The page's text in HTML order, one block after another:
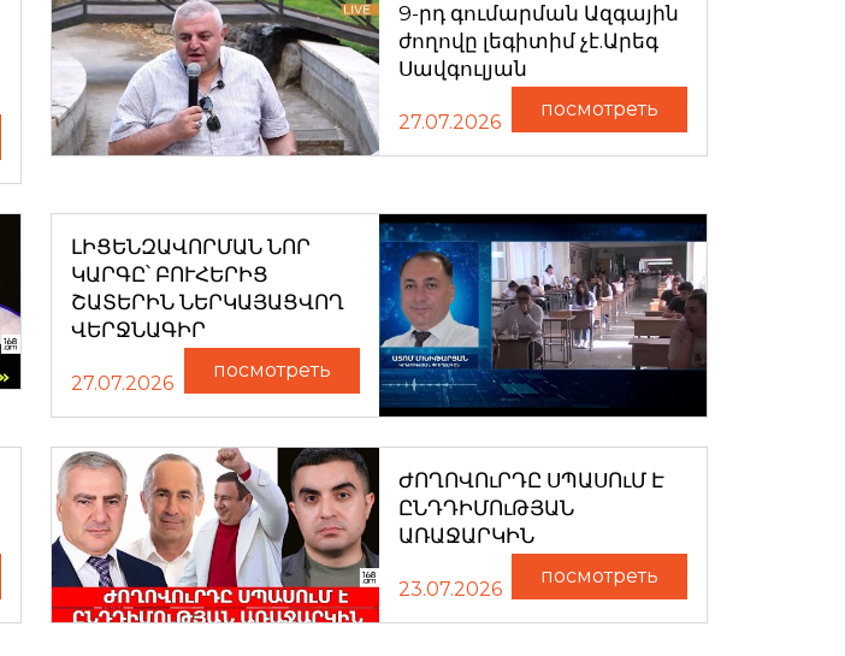
9-րդ գումարման Ազգային
ժողովը լեգիտիմ չէ.Արեգ
Սավգուլյան
27.07.2026
посмотреть
ԼԻՑԵՆԶԱՎՈՐՄԱՆ ՆՈՐ
ԿԱՐԳԸ՝ ԲՈՒՀԵՐԻՑ
ՇԱՏԵՐԻՆ ՆԵՐԿԱՅԱՑՎՈՂ
ՎԵՐՋՆԱԳԻՐ
27.07.2026
посмотреть
ԺՈՂՈՎՈւՐԴԸ ՍՊԱՍՈւՄ Է
ԸՆԴԴԻՄՈւԹՅԱՆ
ԱՌԱՋԱՐԿԻՆ
23.07.2026
посмотреть